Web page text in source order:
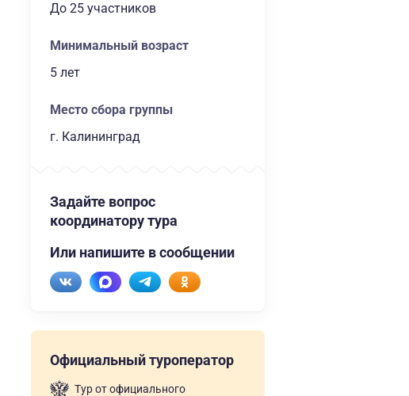
до 25 участников
Минимальный возраст
5 лет
Место сбора группы
г. Калининград
Задайте вопрос
координатору тура
Или напишите в сообщении
Официальный туроператор
Тур от официального